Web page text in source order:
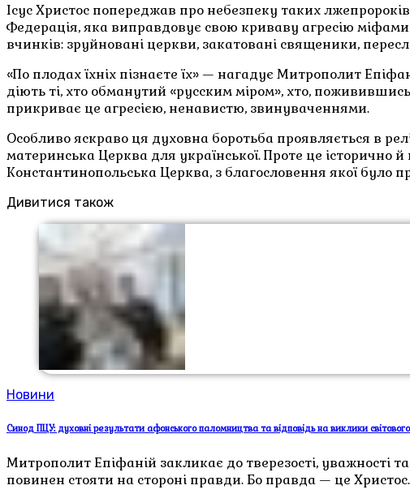
Ісус Христос попереджав про небезпеку таких
Федерація, яка виправдовує свою криваву агресію
вчинків: зруйновані церкви, закатовані священики,
«По плодах їхніх пізнаєте їх» — нагадує Митрополит
діють ті, хто обманутий «русским міром», хто,
прикриває це агресією, ненавистю, звинуваченнями.
Особливо яскраво ця духовна боротьба проявляється в
материнська Церква для української. Проте це історично
Константинопольська Церква, з благословення якої було
Дивитися також
Новини
Синод ПЦУ: духовні результати афонського паломництва та відповідь на виклики
Митрополит Епіфаній закликає до тверезості, уважності
повинен стояти на стороні правди. Бо правда — це